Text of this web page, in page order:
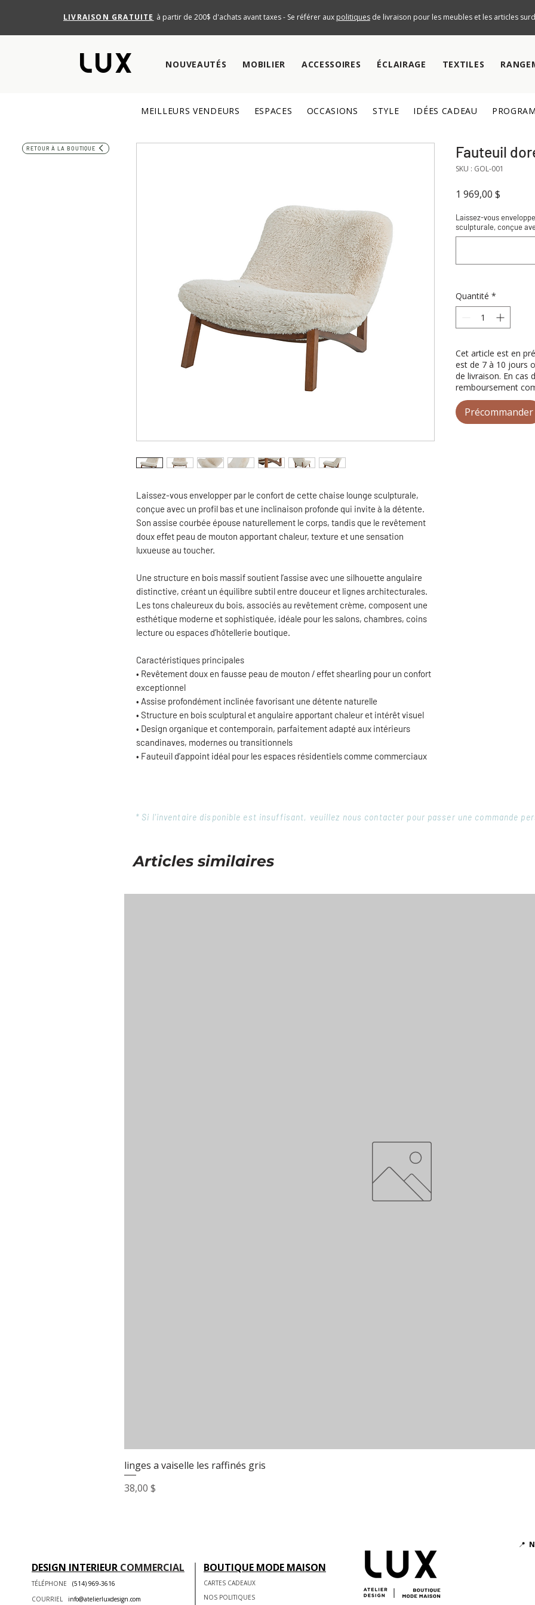
LIVRAISON GRATUITE à partir de 200$ d'achats avant taxes - Se référer aux politiquesde livraison pour les meubles et les articles
NOUVEAUTÉS MOBILIER ACCESSOIRES ÉCLAIRAGE TEXTILES
MEILLEURS VENDEURS ESPACES OCCASIONS STYLE IDÉES CADEAU
RETOUR À LA BOUTIQUE
Laissez-vous envelopper par le confort de cette chaise lounge sculpturale,
conçue avec un profil bas et une inclinaison profonde qui invite à la détente.
Son assise courbée épouse naturellement le corps, tandis que le revêtement
doux effet peau de mouton apportant chaleur, texture et une sensation
luxueuse au toucher.
Une structure en bois massif soutient l’assise avec une silhouette angulaire
distinctive, créant un équilibre subtil entre douceur et lignes architecturales.
Les tons chaleureux du bois, associés au revêtement crème, composent une
esthétique moderne et sophistiquée, idéale pour les salons, chambres, coins
lecture ou espaces d’hôtellerie boutique.
Caractéristiques principales
• Revêtement doux en fausse peau de mouton / effet shearling pour un confort
exceptionnel
• Assise profondément inclinée favorisant une détente naturelle
• Structure en bois sculptural et angulaire apportant chaleur et intérêt visuel
• Design organique et contemporain, parfaitement adapté aux intérieurs
scandinaves, modernes ou transitionnels
• Fauteuil d’appoint idéal pour les espaces résidentiels comme commerciaux
Fauteuil
SKU : GOL-001
1 969,00 $
Laissez-vous
sculpturale, conçue
Quantité *
Cet article est en
est de 7 à 10 jours
de livraison. En cas
remboursement
Précommander
* Si l'inventaire disponible est insuffisant, veuillez nous contacter pour passer une commande
Articles similaires
linges a vaiselle les raffinés gris
Prix
38,00 $
DESIGN INTERIEUR COMMERCIAL
TÉLÉPHONE (514) 969-3616
COURRIEL info@atelierluxdesign.com
BOUTIQUE MODE MAISON
CARTES CADEAUX
NOS POLITIQUES
📍